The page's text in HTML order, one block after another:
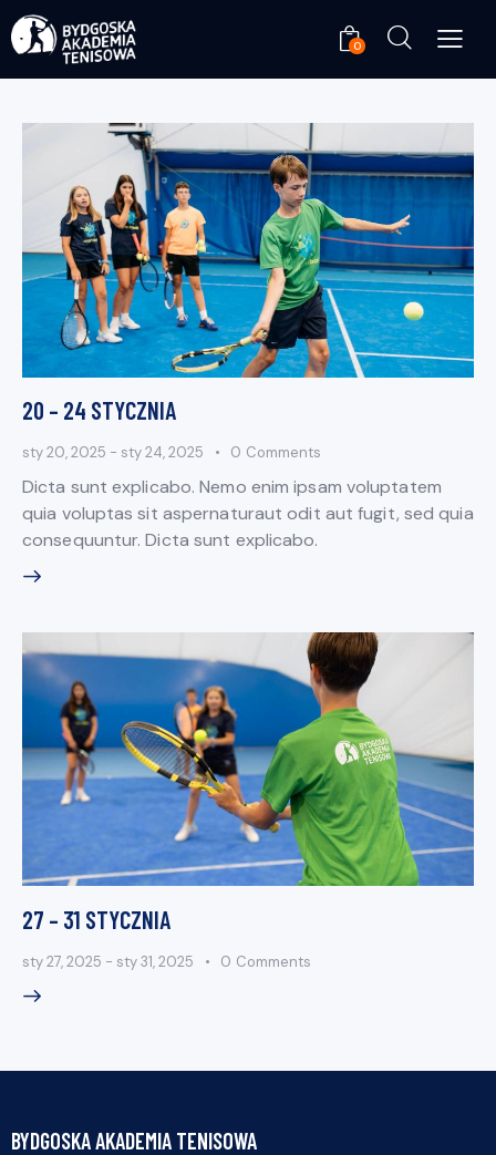
0
20 – 24 STYCZNIA
sty 20, 2025 - sty 24, 2025 0 Comments
Dicta sunt explicabo. Nemo enim ipsam voluptatem
quia voluptas sit aspernaturaut odit aut fugit, sed quia
consequuntur. Dicta sunt explicabo.
27 – 31 STYCZNIA
sty 27, 2025 - sty 31, 2025 0 Comments
BYDGOSKA AKADEMIA TENISOWA